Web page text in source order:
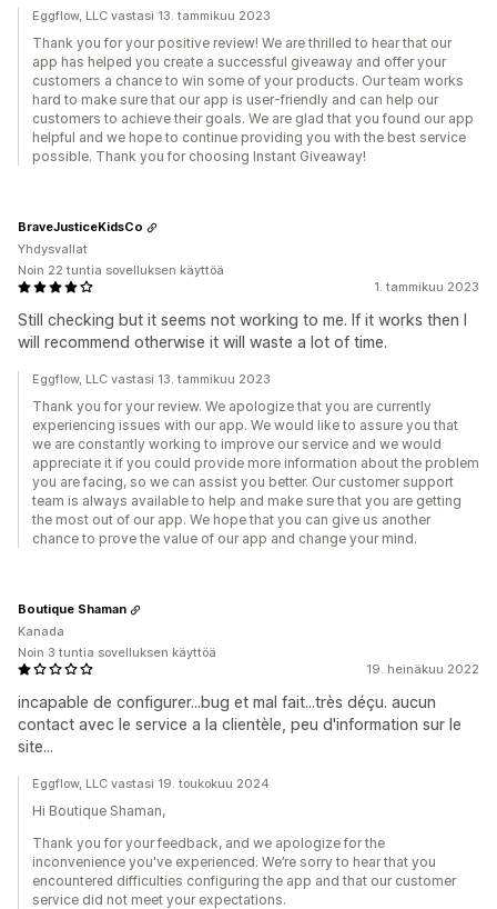
Eggflow, LLC vastasi 13. tammikuu 2023
Thank you for your positive review! We are thrilled to hear that our
app has helped you create a successful giveaway and offer your
customers a chance to win some of your products. Our team works
hard to make sure that our app is user-friendly and can help our
customers to achieve their goals. We are glad that you found our app
helpful and we hope to continue providing you with the best service
possible. Thank you for choosing Instant Giveaway!
1. tammikuu 2023
Still checking but it seems not working to me. If it works then I
will recommend otherwise it will waste a lot of time.
BraveJusticeKidsCo
Yhdysvallat
Noin 22 tuntia sovelluksen käyttöä
Eggflow, LLC vastasi 13. tammikuu 2023
Thank you for your review. We apologize that you are currently
experiencing issues with our app. We would like to assure you that
we are constantly working to improve our service and we would
appreciate it if you could provide more information about the problem
you are facing, so we can assist you better. Our customer support
team is always available to help and make sure that you are getting
the most out of our app. We hope that you can give us another
chance to prove the value of our app and change your mind.
19. heinäkuu 2022
incapable de configurer...bug et mal fait...très déçu. aucun
contact avec le service a la clientèle, peu d'information sur le
site...
Boutique Shaman
Kanada
Noin 3 tuntia sovelluksen käyttöä
Eggflow, LLC vastasi 19. toukokuu 2024
Hi Boutique Shaman,
Thank you for your feedback, and we apologize for the
inconvenience you've experienced. We’re sorry to hear that you
encountered difficulties configuring the app and that our customer
service did not meet your expectations.